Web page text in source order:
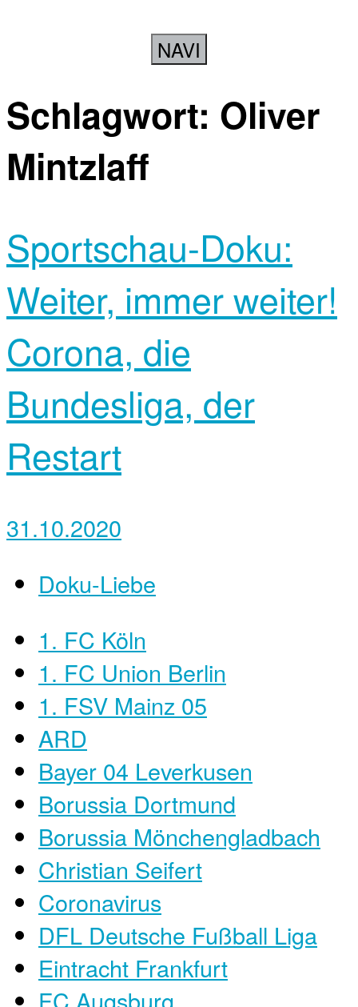
NAVI
Schlagwort: Oliver
Mintzlaff
Sportschau-Doku:
Weiter, immer weiter!
Corona, die
Bundesliga, der
Restart
31.10.2020
Doku-Liebe
1. FC Köln
1. FC Union Berlin
1. FSV Mainz 05
ARD
Bayer 04 Leverkusen
Borussia Dortmund
Borussia Mönchengladbach
Christian Seifert
Coronavirus
DFL Deutsche Fußball Liga
Eintracht Frankfurt
FC Augsburg